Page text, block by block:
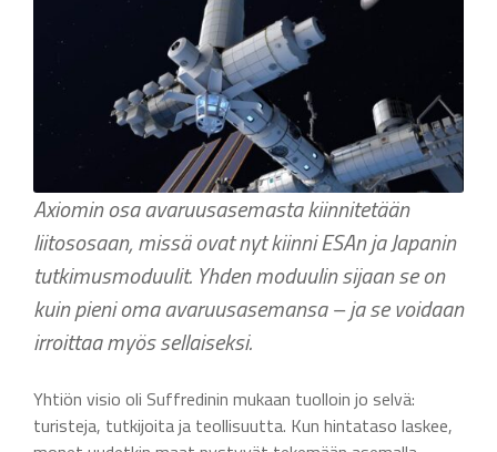
Axiomin osa avaruusasemasta kiinnitetään
liitososaan, missä ovat nyt kiinni ESAn ja Japanin
tutkimusmoduulit. Yhden moduulin sijaan se on
kuin pieni oma avaruusasemansa – ja se voidaan
irroittaa myös sellaiseksi.
Yhtiön visio oli Suffredinin mukaan tuolloin jo selvä:
turisteja, tutkijoita ja teollisuutta. Kun hintataso laskee,